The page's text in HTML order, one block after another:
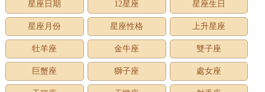
星座日期 12星座 星座生日
星座月份 星座性格 上升星座
牡羊座 金牛座 雙子座
巨蟹座 獅子座 處女座